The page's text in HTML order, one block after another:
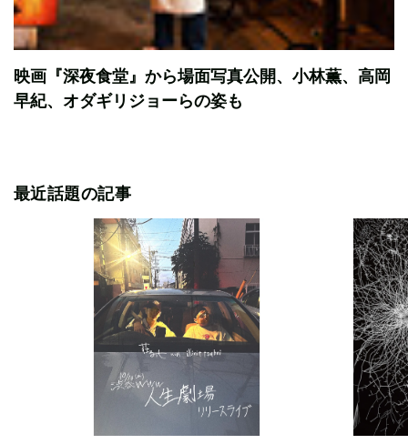
映画『深夜食堂』から場面写真公開、小林薫、高岡
早紀、オダギリジョーらの姿も
最近話題の記事